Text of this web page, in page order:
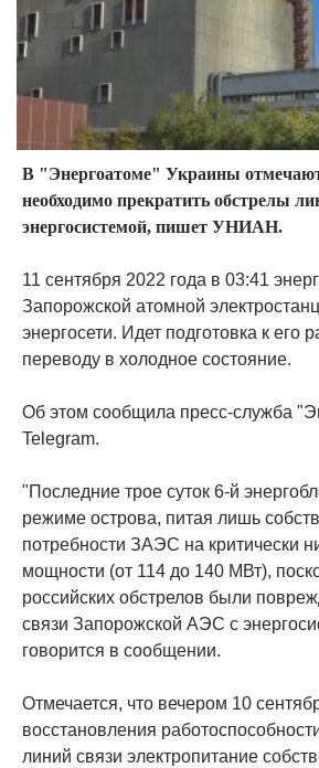
В "Энергоатоме" Украины
необходимо прекратить обстрелы
энергосистемой, пишет УНИАН.
11 сентября 2022 года в 03:41
Запорожской атомной
энергосети. Идет подготовка к его
переводу в холодное состояние.
Об этом сообщила пресс-служба
Telegram.
"Последние трое суток 6-й
режиме острова, питая лишь
потребности ЗАЭС на критически
мощности (от 114 до 140 МВт),
российских обстрелов были
связи Запорожской АЭС с
говорится в сообщении.
Отмечается, что вечером 10
восстановления
линий связи электропитание